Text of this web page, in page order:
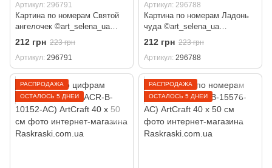
Артикул: 296791
Картина по номерам Святой
ангелочек ©art_selena_ua
(KHO1196) Идейка (Без
коробки) 25 х 25 см
212 грн 223 грн
Артикул 296791
Артикул: 296788
Картина по номерам Ладонь
чуда ©art_selena_ua
(KHO1193) Идейка (Без
коробки) 25 х 25 см
212 грн 223 грн
Артикул 296788
РАСПРОДАЖА
ОСТАЛОСЬ 5 ДНЕЙ
РАСПРОДАЖА
ОСТАЛОСЬ 5 ДНЕЙ